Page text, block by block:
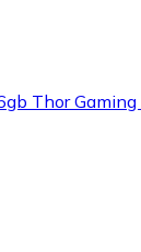
Thor